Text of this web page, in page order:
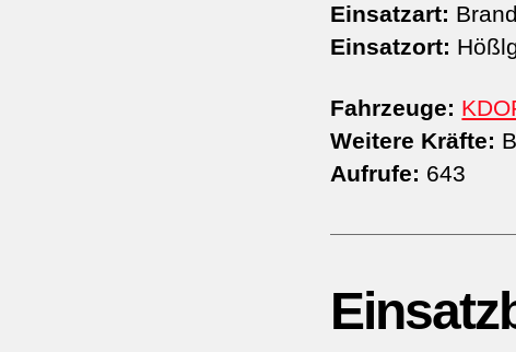
Einsatzart:
Einsatzort:
Fahrzeuge:
Weitere Kräfte:
Aufrufe: 643